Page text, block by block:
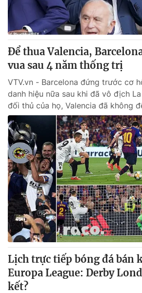
Sản phẩm
Thị trường
Tư vấn
Lịch phát sóng
Chuyên mục khác
Emagazine Podcast
Photo
Video Shorts
VTV Money VTV
VTV Sức khoẻ Bất
Thị trường 24h Tấm
VTV4 Vươn
VTV9 VTV8
Để thua Valencia,
vua sau 4 năm thống trị
VTV.vn - Barcelona đứng trước cơ
danh hiệu nữa sau khi đã vô địch
đối thủ của họ, Valencia đã không
Lịch trực tiếp bóng đá bán
Europa League: Derby
kết?